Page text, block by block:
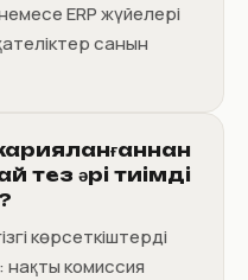
ERP жүйелері
санын
тез әрі тиімді
көрсеткіштерді
нақты комиссия